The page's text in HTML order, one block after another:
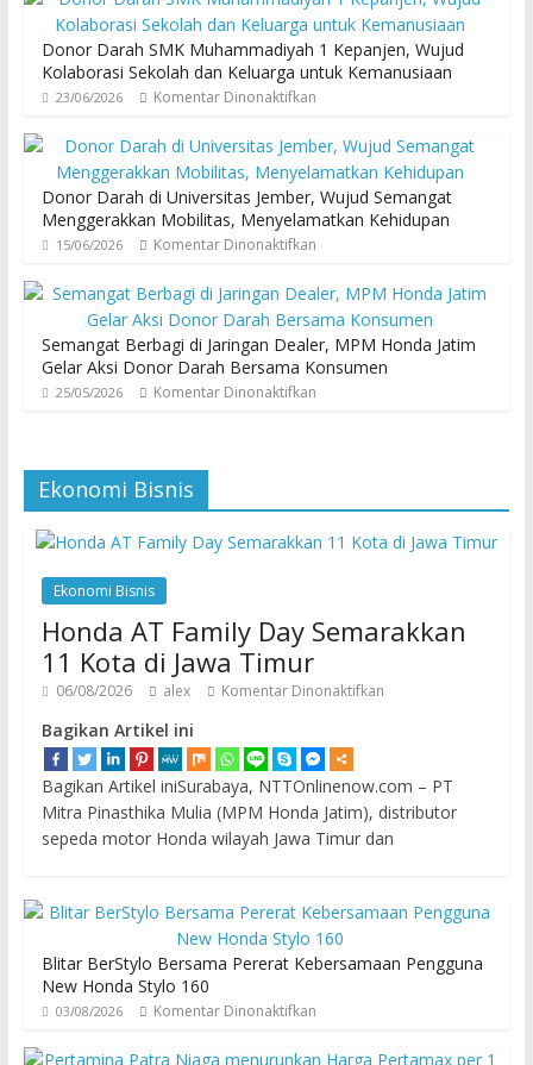
Donor Darah SMK Muhammadiyah 1 Kepanjen, Wujud
Kolaborasi Sekolah dan Keluarga untuk Kemanusiaan
23/06/2026 Komentar Dinonaktifkan
Donor Darah di Universitas Jember, Wujud Semangat
Menggerakkan Mobilitas, Menyelamatkan Kehidupan
15/06/2026 Komentar Dinonaktifkan
Semangat Berbagi di Jaringan Dealer, MPM Honda Jatim
Gelar Aksi Donor Darah Bersama Konsumen
25/05/2026 Komentar Dinonaktifkan
Ekonomi Bisnis
Ekonomi Bisnis
Honda AT Family Day Semarakkan
11 Kota di Jawa Timur
06/08/2026 alex Komentar Dinonaktifkan
Bagikan Artikel ini
Bagikan Artikel iniSurabaya, NTTOnlinenow.com – PT
Mitra Pinasthika Mulia (MPM Honda Jatim), distributor
sepeda motor Honda wilayah Jawa Timur dan
Blitar BerStylo Bersama Pererat Kebersamaan Pengguna
New Honda Stylo 160
03/08/2026 Komentar Dinonaktifkan